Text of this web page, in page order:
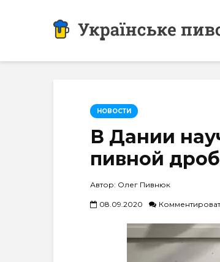
НОВОСТИ
В Дании
пивной
Автор: Олег Пивнюк
08.09.2020